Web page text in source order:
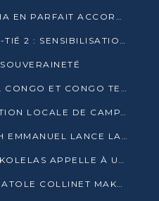
LA LIKOUALA ET LA SANGHA EN PARFAIT ACCORD AVEC LE PROJET DE SOCIÉTÉ DU CANDIDAT DENIS SASSOU-N’GUESSO
DROITS DES FEMMES À TIÉ-TIÉ 2 : SENSIBILISATION ET PÉDAGOGIE SUR LE DROIT DE VOTE
DROITS DES FEMMES : AGL CONGO ET CONGO TERMINAL METTENT EN AVANT LE LEADERSHIP FÉMININ
GOMA TSÉ-TSÉ : LA DIRECTION LOCALE DE CAMPAGNE INTENSIFIE LA SENSIBILISATION DANS LES VILLAGES
MAKOUA : DELPHINE ÉDITH EMMANUEL LANCE LA CAMPAGNE POUR DENIS SASSOU-N’GUESSO
À MAKÉLÉKÉLÉ 1, LANDRY KOLELAS APPELLE À UNE MOBILISATION MASSIVE EN FAVEUR DE DENIS SASSOU-N’GUESSO
PRÉSIDENTIELLE 2026 : ANATOLE COLLINET MAKOSSO DÉFEND LE PROJET DE SOCIÉTÉ DE DENIS SASSOU NGUESSO